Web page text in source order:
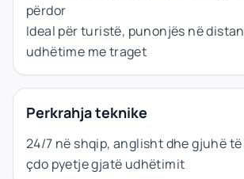
përdor
Ideal për turistë, punonjës në
udhëtime me traget
Perkrahja teknike
24/7 në shqip, anglisht dhe gjuhë
çdo pyetje gjatë udhëtimit